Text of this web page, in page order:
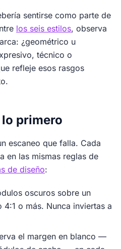
sentirse como parte de
los seis estilos, observa
¿geométrico u
técnico o
refleje esos rasgos
primero
escaneo que falla. Cada
en las mismas reglas de
de diseño:
oscuros sobre un
o más. Nunca inviertas a
el margen en blanco —